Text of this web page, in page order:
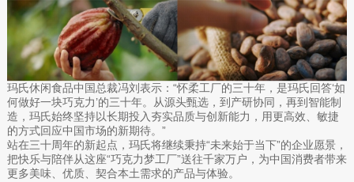
玛氏休闲食品中国总裁冯刘表示：“怀柔工厂的三十年，是玛氏回答‘如
何做好一块巧克力’的三十年。从源头甄选，到产研协同，再到智能制
造，玛氏始终坚持以长期投入夯实品质与创新能力，用更高效、敏捷
的方式回应中国市场的新期待。”
站在三十周年的新起点，玛氏将继续秉持“未来始于当下”的企业愿景，
把快乐与陪伴从这座“巧克力梦工厂”送往千家万户，为中国消费者带来
更多美味、优质、契合本土需求的产品与体验。